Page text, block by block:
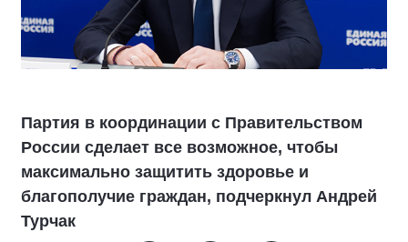
Партия в координации с Правительством
России сделает все возможное, чтобы
максимально защитить здоровье и
благополучие граждан, подчеркнул Андрей
Турчак